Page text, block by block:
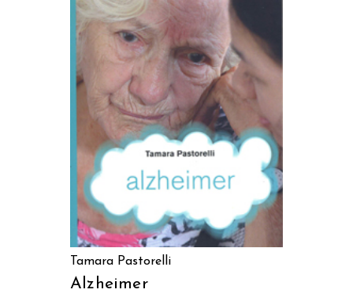
AGGIUNGI AL CARRELLO
Tamara Pastorelli
Alzheimer